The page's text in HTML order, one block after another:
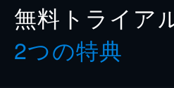
無料トライア
2つの特典